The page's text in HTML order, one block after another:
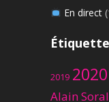
En direct
2019 2020
Alain Soral